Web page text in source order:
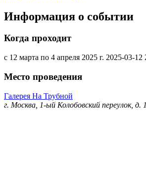
Информация о событии
Когда проходит
с 12 марта по 4 апреля 2025 г. 2025-03-12
Место проведения
Галерея На Трубной
г. Москва, 1-ый Колобовский переулок, д.